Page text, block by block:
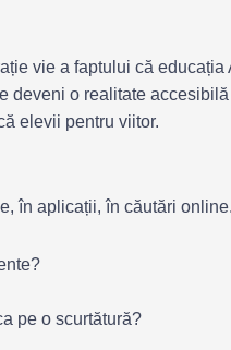
vie a faptului că educația
deveni o realitate
elevii pentru viitor.
în aplicații, în căutări online.
pe o scurtătură?